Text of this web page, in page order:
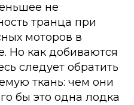
не
транца при
моторов в
Но как добиваются
следует обратить
ткань: чем они
бы это одна лодка